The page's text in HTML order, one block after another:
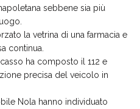
sebbene sia più
la vetrina di una farmacia e
continua.
ha composto il 112 e
precisa del veicolo in
Nola hanno individuato